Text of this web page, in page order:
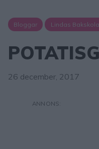
Bloggar Lindas Bakskola
26 december, 2017